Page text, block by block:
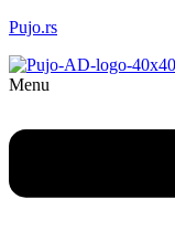
Pujo.rs
Menu